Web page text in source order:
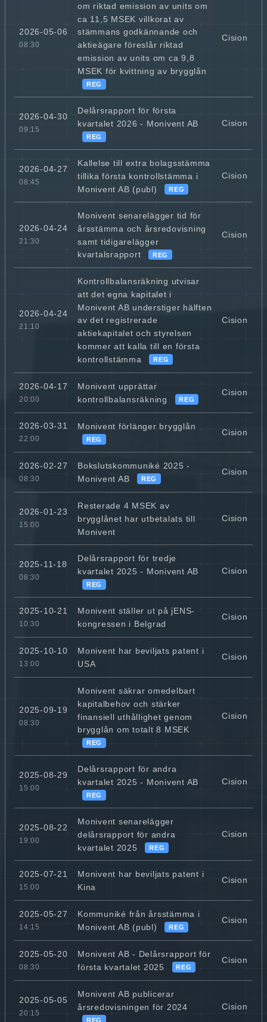
2026-05-06
08:30
om riktad emission av units om
ca 11,5 MSEK villkorat av
stämmans godkännande och
aktieägare föreslår riktad
emission av units om ca 9,8
MSEK för kvittning av brygglån
REG
Cision
2026-04-30
09:15
Delårsrapport för första
kvartalet 2026 - Monivent AB
REG
Cision
2026-04-27
08:45
Kallelse till extra bolagsstämma
tillika första kontrollstämma i
Monivent AB (publ)
REG
Cision
2026-04-24
21:30
Monivent senarelägger tid för
årsstämma och årsredovisning
samt tidigarelägger
kvartalsrapport
REG
Cision
2026-04-24
21:10
Kontrollbalansräkning utvisar
att det egna kapitalet i
Monivent AB understiger hälften
av det registrerade
aktiekapitalet och styrelsen
kommer att kalla till en första
kontrollstämma
REG
Cision
2026-04-17
20:00
Monivent upprättar
kontrollbalansräkning
REG
Cision
2026-03-31
22:00
Monivent förlänger brygglån
REG
Cision
2026-02-27
08:30
Bokslutskommuniké 2025 -
Monivent AB
REG
Cision
2026-01-23
15:00
Resterade 4 MSEK av
brygglånet har utbetalats till
Monivent
Cision
2025-11-18
08:30
Delårsrapport för tredje
kvartalet 2025 - Monivent AB
REG
Cision
2025-10-21
10:30
Monivent ställer ut på jENS-
kongressen i Belgrad
Cision
2025-10-10
13:00
Monivent har beviljats patent i
USA
Cision
2025-09-19
08:30
Monivent säkrar omedelbart
kapitalbehov och stärker
finansiell uthållighet genom
brygglån om totalt 8 MSEK
REG
Cision
2025-08-29
15:00
Delårsrapport för andra
kvartalet 2025 - Monivent AB
REG
Cision
2025-08-22
19:00
Monivent senarelägger
delårsrapport för andra
kvartalet 2025
REG
Cision
2025-07-21
15:00
Monivent har beviljats patent i
Kina
Cision
2025-05-27
14:15
Kommuniké från årsstämma i
Monivent AB (publ)
REG
Cision
2025-05-20
08:30
Monivent AB - Delårsrapport för
första kvartalet 2025
REG
Cision
2025-05-05
20:15
Monivent AB publicerar
årsredovisningen för 2024
REG
Cision